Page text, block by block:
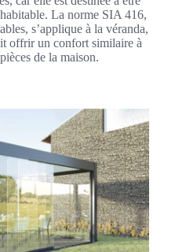
La norme SIA 416,
s’applique à la véranda,
offrir un confort similaire à
de la maison.